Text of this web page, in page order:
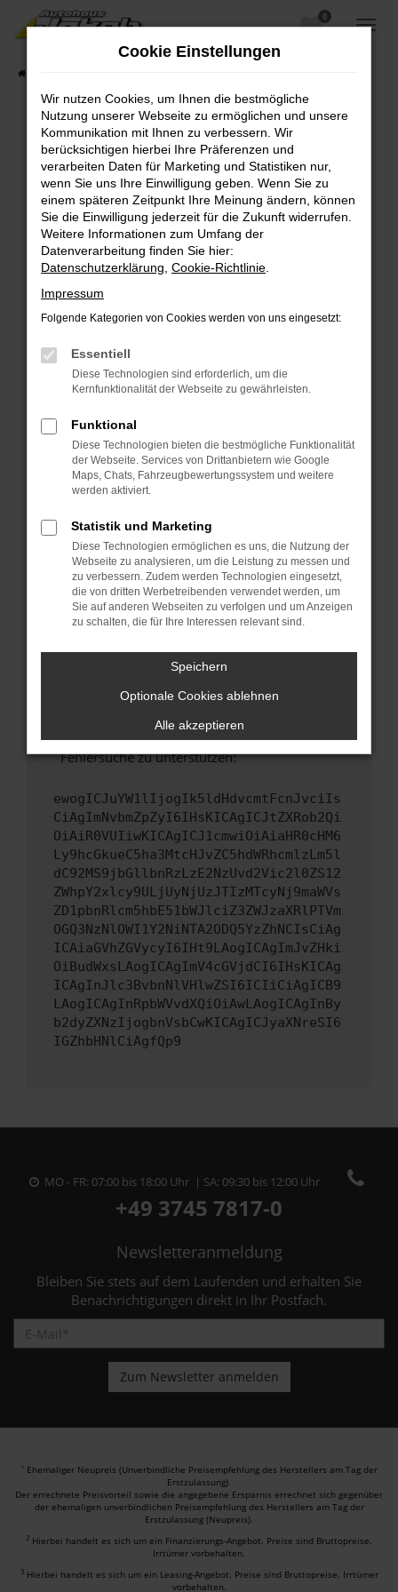
Zum
Hauptinhalt
0
Fehler: Network Error
Beim Laden ist ein Fehler aufgetreten.
Hier sind ein paar Tipps, die dir helfen können:
Überprüfe deine Firewall und deine
Internetverbindung.
Laden andere Webseiten, zum Beispiel deine
Suchmaschine?
Prüfe deine Browsererweiterungen.
Manche Erweiterungen, wie Werbeblocker,
können das Laden bestimmter Seiten
verhindern. Funktioniert die Seite in einem
Fenster?
Starte dein Gerät neu.
Das kann manchmal helfen, vorübergehende
Probleme zu beheben.
Betriebssystem auf dem neuesten Stand
sind.
Veraltete Software birgt nicht nur ein
Sicherheitsrisiko, sondern kann auch dazu
führen, dass bestimmte Funktionen nicht mehr
unterstützt werden.
Wende dich an den Webseitenbetreiber.
Wenn du alle oben genannten Schritte versucht
hast, kontaktiere uns bitte. Wir werden
versuchen, das Problem zu beheben. Du kannst
uns diesen Text schicken, um uns bei der
Fehlersuche zu unterstützen:
ewogICJuYW1lIjogIk5ldHdvcmtFcnJvciIs
CiAgImNvbmZpZyI6IHsKICAgICJtZXRob2Qi
OiAiR0VUIiwKICAgICJ1cmwiOiAiaHR0cHM6
Ly9hcGkueC5ha3MtcHJvZC5hdWRhcmlzLm5l
dC92MS9jbGllbnRzLzE2NzUvd2Vic2l0ZS12
ZWhpY2xlcy9ULjUyNjUzJTIzMTcyNj9maWVs
ZD1pbnRlcm5hbE51bWJlciZ3ZWJzaXRlPTVm
OGQ3NzNlOWI1Y2NiNTA2ODQ5YzZhNCIsCiAg
ICAiaGVhZGVycyI6IHt9LAogICAgImJvZHki
OiBudWxsLAogICAgImV4cGVjdCI6IHsKICAg
ICAgInJlc3BvbnNlVHlwZSI6ICIiCiAgICB9
LAogICAgInRpbWVvdXQiOiAwLAogICAgInBy
b2dyZXNzIjogbnVsbCwKICAgICJyaXNreSI6
IGZhbHNlCiAgfQp9
MO - FR: 07:00 bis 18:00 Uhr | SA: 09:30 bis 12:00 Uhr
+49 3745 7817-0
Newsletteranmeldung
Bleiben Sie stets auf dem Laufenden und erhalten Sie
Benachrichtigungen direkt in Ihr Postfach.
1 Ehemaliger Neupreis (Unverbindliche Preisempfehlung des Herstellers am Tag der
Erstzulassung).
Der errechnete Preisvorteil sowie die angegebene Ersparnis errechnet sich gegenüber
der ehemaligen unverbindlichen Preisempfehlung des Herstellers am Tag der
Erstzulassung (Neupreis).
2 Hierbei handelt es sich um ein Finanzierungs-Angebot. Preise sind Bruttopreise.
Irrtümer vorbehalten.
3 Hierbei handelt es sich um ein Leasing-Angebot. Preise sind Bruttopreise. Irrtümer
vorbehalten.
Cookie Einstellungen
Wir nutzen Cookies, um Ihnen die bestmögliche
Nutzung unserer Webseite zu ermöglichen und unsere
Kommunikation mit Ihnen zu verbessern. Wir
berücksichtigen hierbei Ihre Präferenzen und
verarbeiten Daten für Marketing und Statistiken nur,
wenn Sie uns Ihre Einwilligung geben. Wenn Sie zu
einem späteren Zeitpunkt Ihre Meinung ändern, können
Sie die Einwilligung jederzeit für die Zukunft widerrufen.
Weitere Informationen zum Umfang der
Datenverarbeitung finden Sie hier:
Datenschutzerklärung Cookie-Richtlinie
Impressum
Folgende Kategorien von Cookies werden von uns eingesetzt:
Essentiell
Diese Technologien sind erforderlich, um die
Kernfunktionalität der Webseite zu gewährleisten.
Funktional
Diese Technologien bieten die bestmögliche Funktionalität
der Webseite. Services von Drittanbietern wie Google
Maps, Chats, Fahrzeugbewertungssystem und weitere
werden aktiviert.
Statistik und Marketing
Diese Technologien ermöglichen es uns, die Nutzung der
Webseite zu analysieren, um die Leistung zu messen und
zu verbessern. Zudem werden Technologien eingesetzt,
die von dritten Werbetreibenden verwendet werden, um
Sie auf anderen Webseiten zu verfolgen und um Anzeigen
zu schalten, die für Ihre Interessen relevant sind.
Speichern
Optionale Cookies ablehnen
Alle akzeptieren